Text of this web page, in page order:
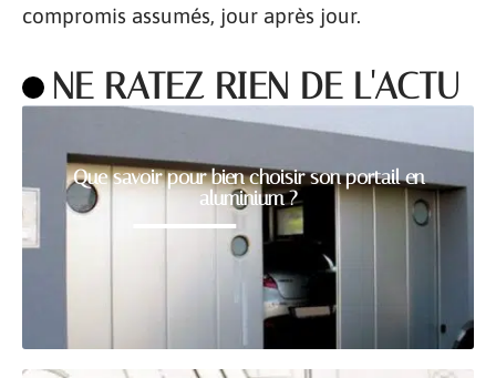
compromis assumés, jour après jour.
NE RATEZ RIEN DE L'ACTU
Que savoir pour bien choisir son portail en
aluminium ?